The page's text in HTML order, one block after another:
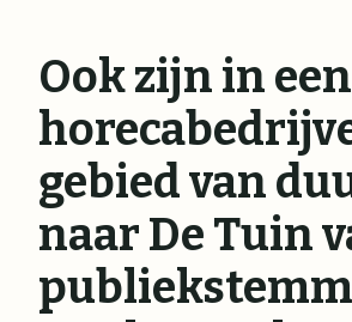
Ook zijn in
gebied van
naar De Tuin